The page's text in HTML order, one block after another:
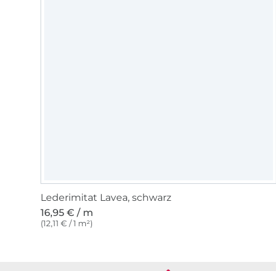
Lederimitat Lavea, schwarz
16,95 € / m
(12,11 € / 1 m²)